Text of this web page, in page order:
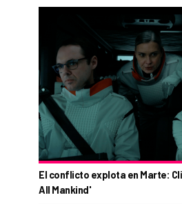
El conflicto explota en Marte:
All Mankind'